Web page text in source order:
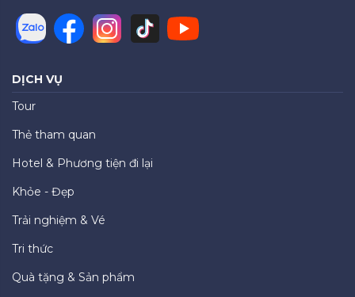
DỊCH VỤ
Tour
Thẻ tham quan
Hotel & Phương tiện đi lại
Khỏe - Đẹp
Trải nghiệm & Vé
Tri thức
Quà tặng & Sản phẩm